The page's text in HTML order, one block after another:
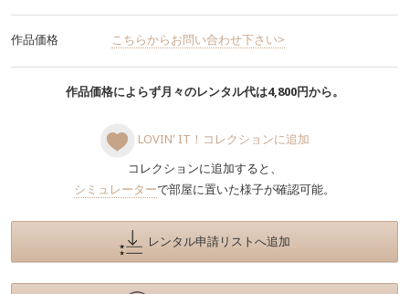
作品価格 こちらからお問い合わせ下さい>
作品価格によらず月々のレンタル代は4,800円から。
LOVIN' IT！コレクションに追加
コレクションに追加すると、
シミュレーターで部屋に置いた様子が確認可能。
レンタル申請リストへ追加